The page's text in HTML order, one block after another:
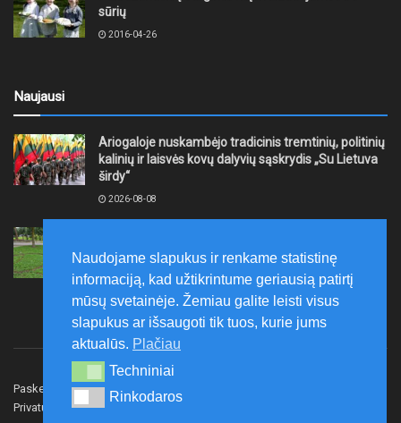
sūrių
2016-04-26
Naujausi
Ariogaloje nuskambėjo tradicinis tremtinių, politinių
kalinių ir laisvės kovų dalyvių sąskrydis „Su Lietuva
širdy“
2026-08-08
laikytis Kelių eismo taisyklių, tausoti aplinką
2026-08-08
Paskelbk naujieną Rašyti redakcijai
Privatumo politika
Naudojame slapukus ir renkame statistinę
informaciją, kad užtikrintume geriausią patirtį
mūsų svetainėje. Žemiau galite leisti visus
slapukus ar išsaugoti tik tuos, kurie jums
aktualūs. Plačiau
Techniniai
Techniniai
Rinkodaros
Rinkodaros